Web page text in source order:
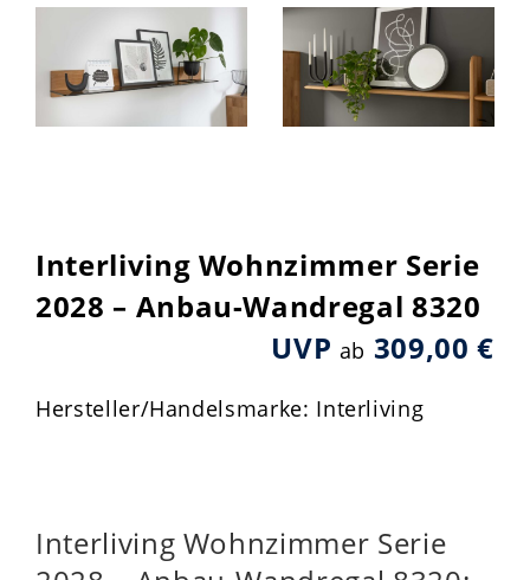
Interliving Wohnzimmer Serie
2028 – Anbau-Wandregal 8320
UVP ab 309,00 €
Hersteller/Handelsmarke: Interliving
Interliving Wohnzimmer Serie